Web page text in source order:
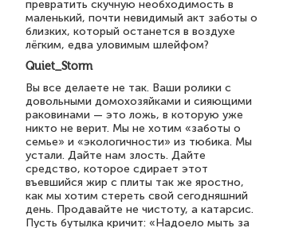
превратить скучную необходимость в
маленький, почти невидимый акт заботы о
близких, который останется в воздухе
лёгким, едва уловимым шлейфом?
Quiet_Storm
Вы все делаете не так. Ваши ролики с
довольными домохозяйками и сияющими
раковинами — это ложь, в которую уже
никто не верит. Мы не хотим «заботы о
семье» и «экологичности» из тюбика. Мы
устали. Дайте нам злость. Дайте
средство, которое сдирает этот
въевшийся жир с плиты так же яростно,
как мы хотим стереть свой сегодняшний
день. Продавайте не чистоту, а катарсис.
Пусть бутылка кричит: «Надоело мыть за